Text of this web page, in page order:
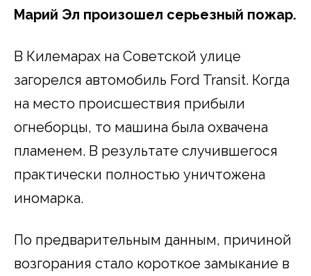
Марий Эл произошел серьезный пожар.
В Килемарах на Советской улице
загорелся автомобиль Ford Transit. Когда
на место происшествия прибыли
огнеборцы, то машина была охвачена
пламенем. В результате случившегося
практически полностью уничтожена
иномарка.
По предварительным данным, причиной
возгорания стало короткое замыкание в